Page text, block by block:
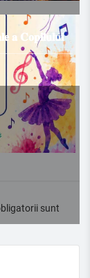
𝐚 𝐂𝐨𝐩𝐢𝐥𝐮𝐥𝐮𝐢
sunt